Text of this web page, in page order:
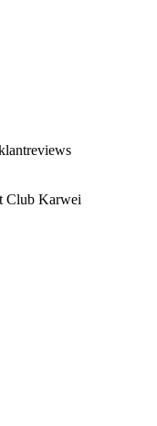
Club Karwei